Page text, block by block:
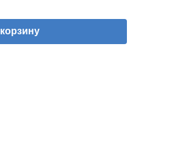
Добавить в корзину